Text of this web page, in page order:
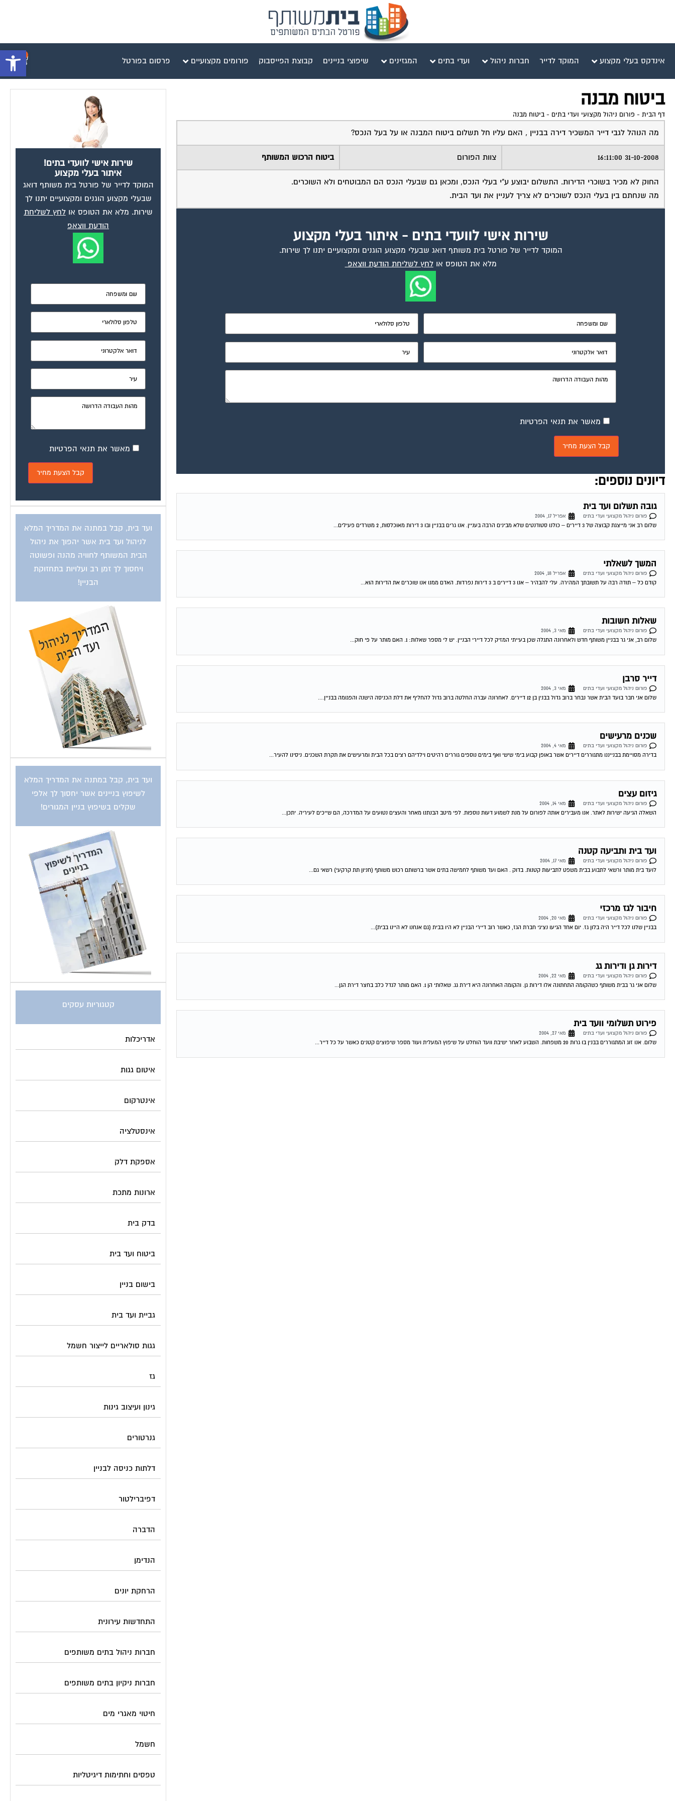
פתח אינדקס בעלי מקצוע המוקד לדייר חברות ניהול ועדי בתים המגזינים שיפוצי בניינים קבוצת הפייסבוק פורומים מקצועיים פרסום בפורטל
ביטוח מבנה
דף הבית - פורום ניהול מקצועי ועדי בתים - ביטוח מבנה
מה הנוהל לגבי דייר המשכיר דירה בבניין , האם עליו חל תשלום ביטוח המבנה או על בעל הנכס?
31-10-2008 16:11:00 צוות הפורום ביטוח הרכוש המשותף
החוק לא מכיר בשוכרי הדירות. התשלום יבוצע ע"י בעלי הנכס, ומכאן גם שבעלי הנכס הם המבוטחים ולא השוכרים.
מה שנחתם בין בעלי הנכס לשוכרים לא צריך לעניין את ועד הבית.
שירות אישי לוועדי בתים - איתור בעלי מקצוע
המוקד לדייר של פורטל בית משותף דואג שבעלי מקצוע הוגנים ומקצועיים יתנו לך שירות.
מלא את הטופס אולחץ לשליחת הודעת ווצאפ
מאשר את תנאי הפרטיות
דיונים נוספים:
גובה תשלום ועד בית
פורום ניהול מקצועי ועדי בתים
אפריל 17, 2004
שלום רב אני מייצגת קבוצה של 3 דיירים – כולנו סטודנטים שלא מבינים הרבה בעניין. אנו גרים בבניין ובו 3 דירות מאוכלסות, 2 משרדים פעילים...
המשך לשאלתי
פורום ניהול מקצועי ועדי בתים
אפריל 18, 2004
קודם כל – תודה רבה על תשובתך המהירה. עלי להבהיר – אנו 3 דיירים ב 3 דירות נפרדות. האדם ממנו אנו שוכרים את הדירות הוא...
שאלות חשובות
פורום ניהול מקצועי ועדי בתים
מאי 3, 2004
שלום רב, אני גר בבניין משותף חדש ולאחרונה התגלה שכן בעייתי המזיק לכל דיירי הבניין. יש לי מספר שאלות: 1. האם מותר על פי חוק...
דייר סרבן
פורום ניהול מקצועי ועדי בתים
מאי 3, 2004
שלום אני חבר בועד הבית אשר נבחר ברוב גדול בבנין בן 12 דיירים. לאחרונה עברה החלטה ברוב גדול להחליף את דלת הכניסה הישנה והפגומה בבניין....
שכנים מרעישים
פורום ניהול מקצועי ועדי בתים
מאי 4, 2004
בדירה מסויימת בבנייננו מתגוררים דיירים אשר באופן קבוע בימי שישי ואף בימים נוספים גוררים רהיטים וילדיהם רצים בכל הבית ומרעישים את תקרת השכנים. ניסינו להעיר...
גיזום עצים
פורום ניהול מקצועי ועדי בתים
מאי 14, 2004
השאלה הגיעה ישירות לאתר. אנו מעבירים אותה לפורום על מנת לשמוע דעות נוספות. לפי מיטב הבנתנו מאחר והעצים נטועים על המדרכה, הם שייכים לעיריה. יתכן...
ועד בית ותביעה קטנה
פורום ניהול מקצועי ועדי בתים
מאי 17, 2004
לועד בית מותר ורשאי לתבוע בבית משפט לתביעות קטנות. בדוק . האם ועד משותף לחמישה בתים אשר ברשותם רכוש משותף (חניון תת קרקעי) רשאי גם...
חיבור לגז מרכזי
פורום ניהול מקצועי ועדי בתים
מאי 20, 2004
בבניין שלנו לכל דייר היה בלון גז. יום אחד הגיעו נציגי חברת הגז, כאשר רוב דיירי הבניין לא היו בבית (גם אנחנו לא היינו בבית)...
דירות גן ודירות גג
פורום ניהול מקצועי ועדי בתים
מאי 22, 2004
שלום אני גר בבית משותף כשהקומה התחתונה אלו דירות גן. והקומה האחרונה היא דירת גג. שאלותי הן 1. האם מותר לגדל כלב בחצר דירת הגן...
פירוט תשלומי וועד בית
פורום ניהול מקצועי ועדי בתים
מאי 27, 2004
שלום. אנו זוג המתגוררים בבנין בו גרות 20 משפחות. השבוע לאחר ישיבת וועד הוחלט על שיפוץ המעלית ועוד מספר שיפוצים קטנים כאשר על כל דייר...
שירות אישי לוועדי בתים!
איתור בעלי מקצוע
המוקד לדייר של פורטל בית משותף דואג
שבעלי מקצוע הוגנים ומקצועיים יתנו לך
שירות. מלא את הטופס אולחץ לשליחת
הודעת ווצאפ
מאשר את תנאי הפרטיות
ועד בית, קבל במתנה את המדריך המלא
לניהול ועד בית אשר יהפוך את ניהול
הבית המשותף לחוויה מהנה ופשוטה
ויחסוך לך זמן רב ועלויות בתחזוקת
הבניין!
ועד בית, קבל במתנה את המדריך המלא
לשיפוץ בניינים אשר יחסוך לך אלפי
שקלים בשיפוץ בניין המגורים!
קטגוריות עסקים
אדריכלות
איטום גגות
אינטרקום
אינסטלציה
אספקת דלק
ארונות מתכת
בדק בית
ביטוח ועד בית
בישום בניין
גביית ועד בית
גגות סולאריים לייצור חשמל
גז
גינון ועיצוב גינות
גנרטורים
דלתות כניסה לבניין
דפיברילטור
הדברה
הנדימן
הרחקת יונים
התחדשות עירונית
חברות ניהול בתים משותפים
חברות ניקיון בתים משותפים
חיטוי מאגרי מים
חשמל
טפסים וחתימות דיגיטליות